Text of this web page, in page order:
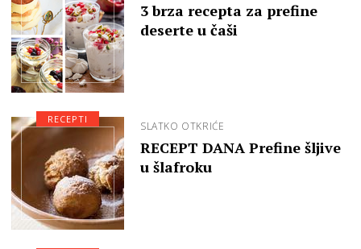
3 brza recepta za prefine
deserte u čaši
SLATKO OTKRIĆE
RECEPT DANA Prefine šljive
u šlafroku
RECEPTI